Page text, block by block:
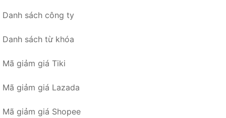
Danh sách công ty
Danh sách từ khóa
Mã giảm giá Tiki
Mã giảm giá Lazada
Mã giảm giá Shopee